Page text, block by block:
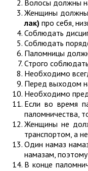
Волосы должны
Женщины должны
лак) про себя,
Соблюдать
Соблюдать
Паломницы
Строго
Необходимо
Перед выходом
Необходимо
Если во время
паломничества,
Женщины не
транспортом, а
Один намаз
намазам,
В конце